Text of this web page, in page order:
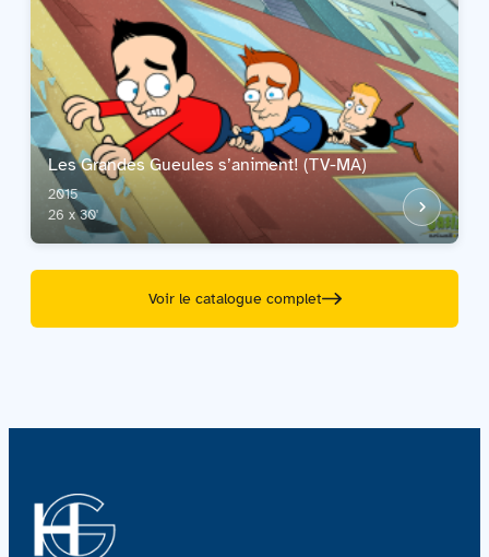
Les Grandes Gueules s’animent! (TV-MA)
2015
26 x 30'
Voir le catalogue complet